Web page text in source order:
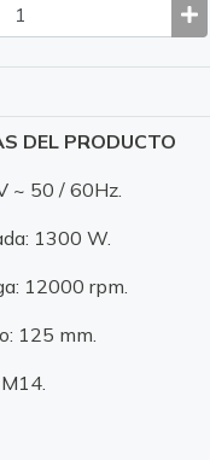
DEL PRODUCTO
~ 50 / 60Hz.
1300 W.
12000 rpm.
125 mm.